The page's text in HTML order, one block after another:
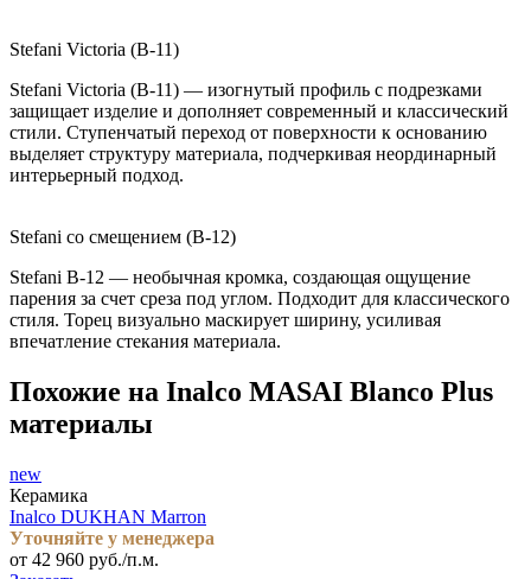
Stefani Victoria (B-11)
Stefani Victoria (B-11) — изогнутый профиль с подрезками
защищает изделие и дополняет современный и классический
стили. Ступенчатый переход от поверхности к основанию
выделяет структуру материала, подчеркивая неординарный
интерьерный подход.
Stefani со смещением (B-12)
Stefani B-12 — необычная кромка, создающая ощущение
парения за счет среза под углом. Подходит для классического
стиля. Торец визуально маскирует ширину, усиливая
впечатление стекания материала.
Похожие на Inalco MASAI Blanco Plus
материалы
new
Керамика
Inalco DUKHAN Marron
Уточняйте у менеджера
от 42 960 руб./п.м.